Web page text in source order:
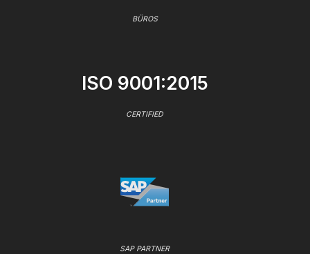
BÜROS
ISO 9001:2015
CERTIFIED
SAP PARTNER